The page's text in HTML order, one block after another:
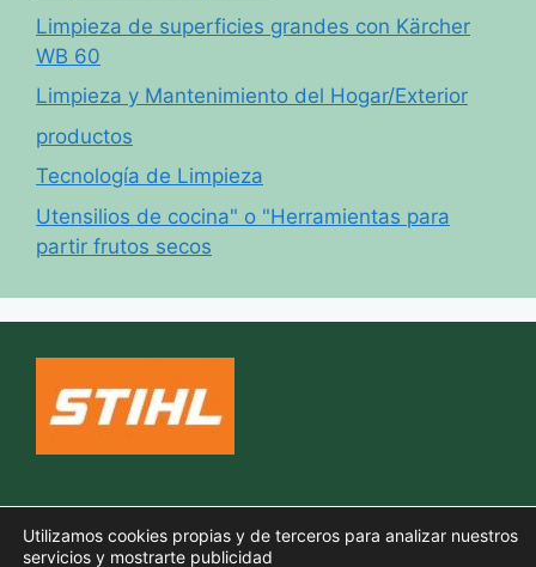
Limpieza de superficies grandes con Kärcher
WB 60
Limpieza y Mantenimiento del Hogar/Exterior
productos
Tecnología de Limpieza
Utensilios de cocina" o "Herramientas para
partir frutos secos
Aviso legal
Utilizamos cookies propias y de terceros para analizar nuestros
servicios y mostrarte publicidad